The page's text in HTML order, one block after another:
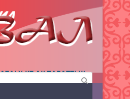
АҚПАРАТТЫҚ
АГЕНТТІГІ